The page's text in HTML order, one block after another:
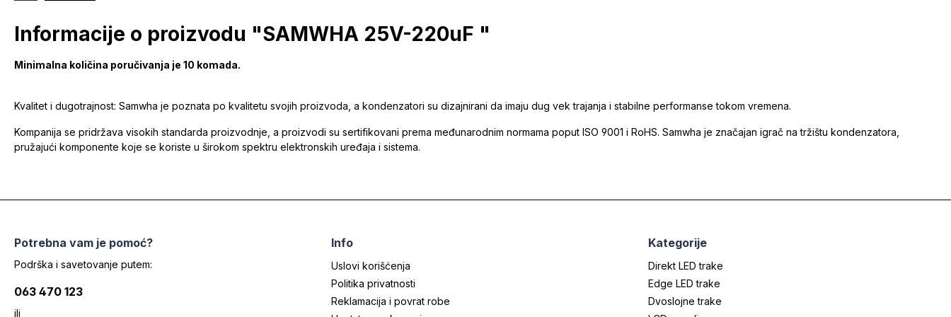
Informacije o proizvodu "SAMWHA 25V-220uF "
Minimalna količina poručivanja je 10 komada.
Kvalitet i dugotrajnost: Samwha je poznata po kvalitetu svojih proizvoda, a kondenzatori su dizajnirani da imaju dug vek trajanja i stabilne performanse tokom vremena.
Kompanija se pridržava visokih standarda proizvodnje, a proizvodi su sertifikovani prema međunarodnim normama poput ISO 9001 i RoHS. Samwha je značajan igrač na tržištu kondenzatora,
pružajući komponente koje se koriste u širokom spektru elektronskih uređaja i sistema.
Potrebna vam je pomoć?
Podrška i savetovanje putem:
063 470 123
ili
Info
Uslovi korišćenja
Politika privatnosti
Reklamacija i povrat robe
Kategorije
Direkt LED trake
Edge LED trake
Dvoslojne trake